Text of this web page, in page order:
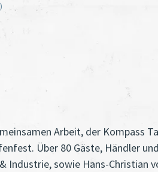
Arbeit, der Kompass
Über 80 Gäste, Händler
Industrie, sowie Hans-Christian